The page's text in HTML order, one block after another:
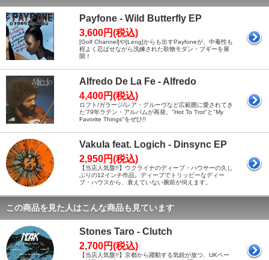
Payfone - Wild Butterfly EP
3,600円(税込)
[Golf Channel]や[Leng]からも出すPayfoneが、中毒性も
程よく忍ばせながら洗練された歌物モダン・ブギーを展
開！
Alfredo De La Fe - Alfredo
4,400円(税込)
ロフト/ガラージ/レア・グルーヴなど広範囲に愛されてき
た'79年ラテン・アルバムが再発。"Hot To Trot"と"My
Favorite Things"をぜひ!!
Vakula feat. Logich - Dinsync EP
2,950円(税込)
【当店人気盤!!】ウクライナのディープ・ハウサーの久し
ぶりの12インチ作品。ディープでトリッピーなディー
プ・ハウスから、衰えていない腕前が伺えます。
この商品を見た人はこんな商品も見ています
Stones Taro - Clutch
2,700円(税込)
【当店人気盤!!】京都から躍動する気鋭が放つ、UKベー